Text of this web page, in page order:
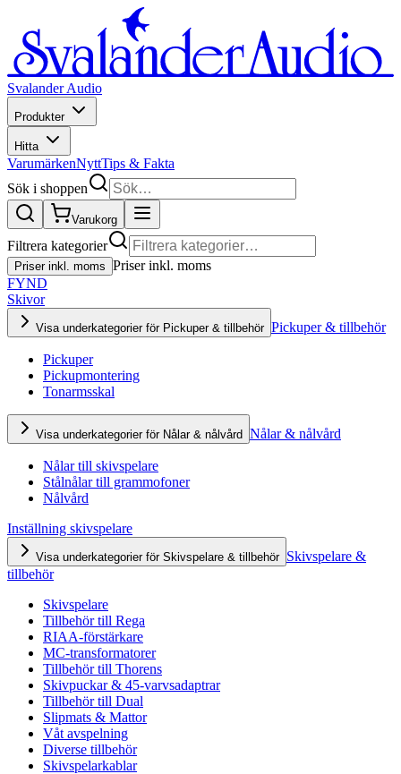
Svalander Audio
Produkter
Hitta
VarumärkenNyttTips & Fakta
Sök i shoppen
Varukorg
Filtrera kategorier
Priser inkl. moms Priser inkl. moms
FYND
Skivor
Visa underkategorier för Pickuper & tillbehör Pickuper & tillbehör
Pickuper
Pickupmontering
Tonarmsskal
Visa underkategorier för Nålar & nålvård Nålar & nålvård
Nålar till skivspelare
Stålnålar till grammofoner
Nålvård
Inställning skivspelare
Visa underkategorier för Skivspelare & tillbehör Skivspelare &
tillbehör
Skivspelare
Tillbehör till Rega
RIAA-förstärkare
MC-transformatorer
Tillbehör till Thorens
Skivpuckar & 45-varvsadaptrar
Tillbehör till Dual
Slipmats & Mattor
Våt avspelning
Diverse tillbehör
Skivspelarkablar